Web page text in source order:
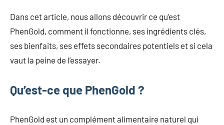
Dans cet article, nous allons découvrir ce qu’est
PhenGold, comment il fonctionne, ses ingrédients clés,
ses bienfaits, ses effets secondaires potentiels et si cela
vaut la peine de l’essayer.
Qu’est-ce que PhenGold ?
PhenGold est un complément alimentaire naturel qui